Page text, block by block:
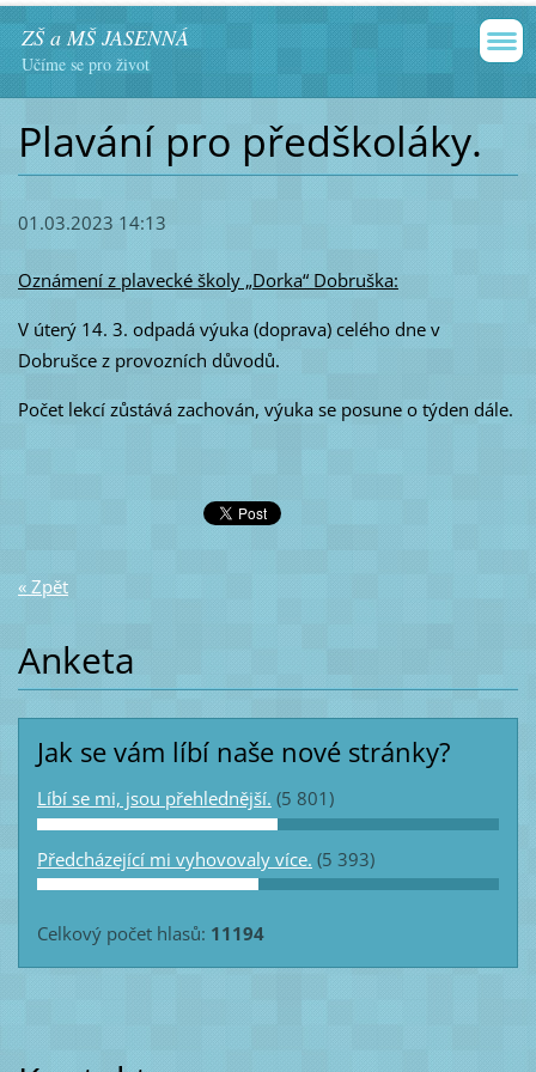
ZŠ a MŠ JASENNÁ
Učíme se pro život
Plavání pro předškoláky.
01.03.2023 14:13
Oznámení z plavecké školy „Dorka“ Dobruška:
V úterý 14. 3. odpadá výuka (doprava) celého dne v
Dobrušce z provozních důvodů.
Počet lekcí zůstává zachován, výuka se posune o týden dále.
« Zpět
Anketa
Jak se vám líbí naše nové stránky?
Líbí se mi, jsou přehlednější. (5 801)
Předcházející mi vyhovovaly více. (5 393)
Celkový počet hlasů: 11194